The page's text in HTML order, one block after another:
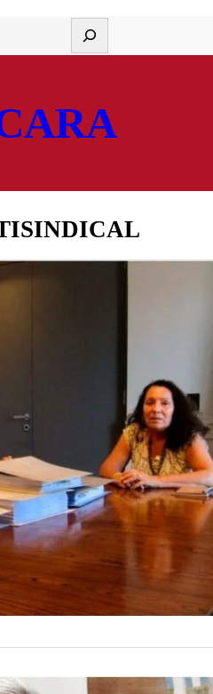
«Gestapo»
Un hilo común recorre la trama
los docentes se desafiliaran de
paro y las amenazas a
Inteligencia…
by 24 de febrero de 2022